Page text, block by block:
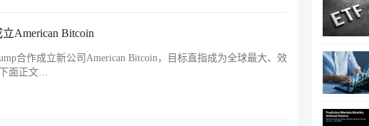
American Bitcoin
合作成立新公司American Bitcoin，目标直指成为全球最大、效
面正文…